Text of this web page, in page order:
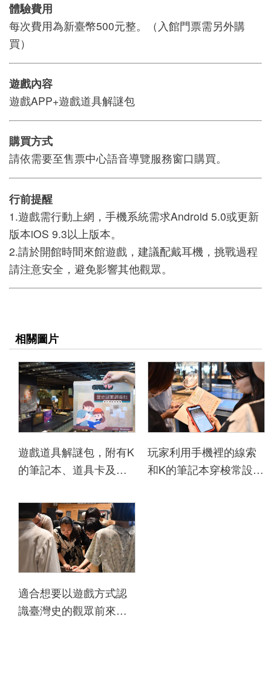
圓
夢
計
畫
網
導
覽
善
措
施
服
務
認
史
博
服
務
信
下
專
區
無
專
區
體驗費用
每次費用為新臺幣500元整。（入館門票需另外購
買）
遊戲內容
遊戲APP+遊戲道具解謎包
購買方式
請依需要至售票中心語音導覽服務窗口購買。
行前提醒
1.遊戲需行動上網，手機系統需求Android 5.0或更新
版本iOS 9.3以上版本。
2.請於開館時間來館遊戲，建議配戴耳機，挑戰過程
請注意安全，避免影響其他觀眾。
相關圖片
遊戲道具解謎包，附有K
的筆記本、道具卡及專
等。
玩家利用手機裡的線索
和K的筆記本穿梭常設展
適合想要以遊戲方式認
識臺灣史的觀眾前來體